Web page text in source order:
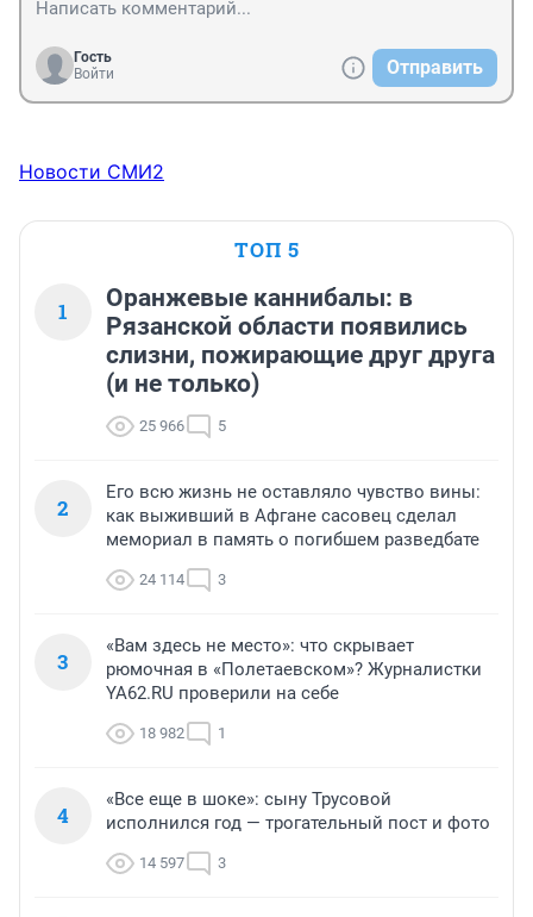
Гость
Войти
Отправить
Новости СМИ2
ТОП 5
1
Оранжевые каннибалы: в
Рязанской области появились
слизни, пожирающие друг друга
(и не только)
25 966 5
2
Его всю жизнь не оставляло чувство вины:
как выживший в Афгане сасовец сделал
мемориал в память о погибшем разведбате
24 114 3
3
«Вам здесь не место»: что скрывает
рюмочная в «Полетаевском»? Журналистки
YA62.RU проверили на себе
18 982 1
4
«Все еще в шоке»: сыну Трусовой
исполнился год — трогательный пост и фото
14 597 3